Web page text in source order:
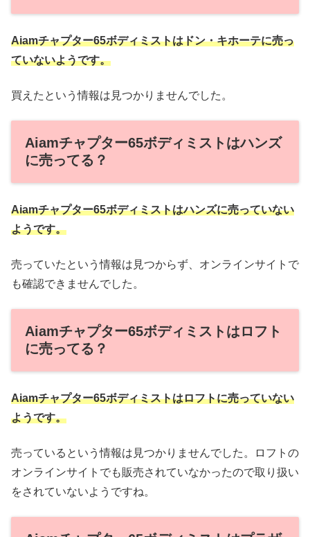
Aiamチャプター65ボディミストはドン・キホーテに売っ
ていないようです。
買えたという情報は見つかりませんでした。
Aiamチャプター65ボディミストはハンズ
に売ってる？
Aiamチャプター65ボディミストはハンズに売っていない
ようです。
売っていたという情報は見つからず、オンラインサイトで
も確認できませんでした。
Aiamチャプター65ボディミストはロフト
に売ってる？
Aiamチャプター65ボディミストはロフトに売っていない
ようです。
売っているという情報は見つかりませんでした。ロフトの
オンラインサイトでも販売されていなかったので取り扱い
をされていないようですね。